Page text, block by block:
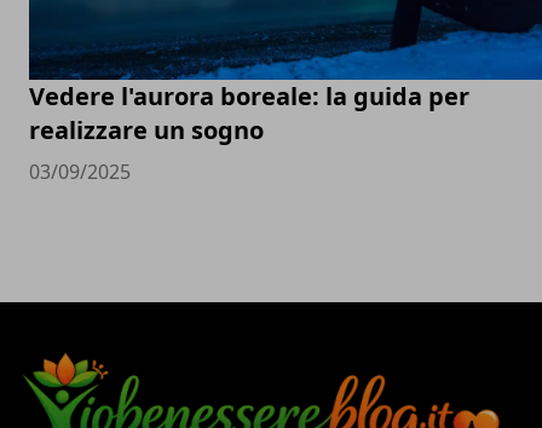
Vedere l'aurora boreale: la guida per
realizzare un sogno
03/09/2025